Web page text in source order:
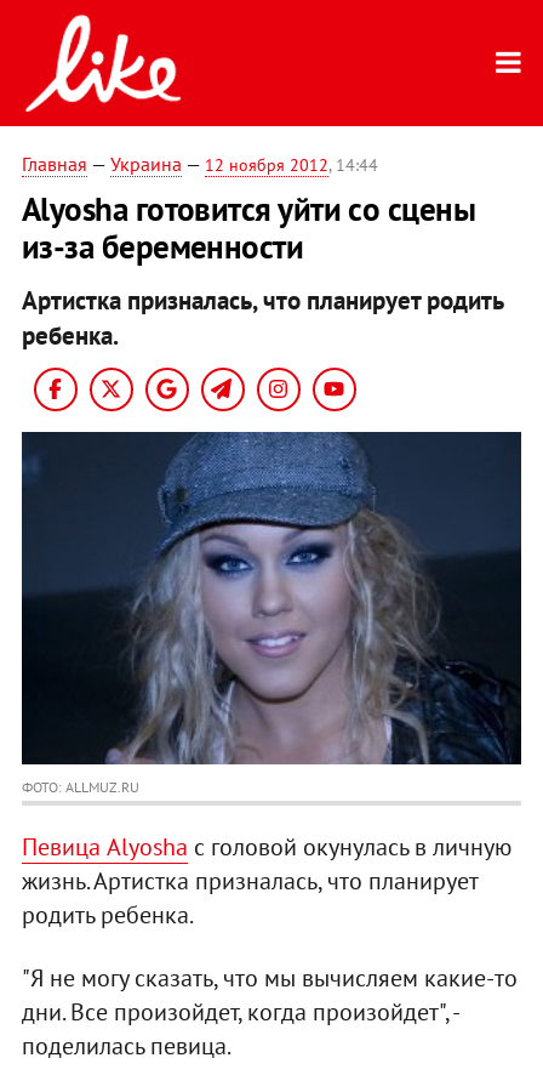
Главная — Украина — 12 ноября 2012, 14:44
Alyosha готовится уйти со сцены
из-за беременности
Артистка призналась, что планирует родить
ребенка.
ФОТО: ALLMUZ.RU
Певица Alyosha с головой окунулась в личную
жизнь. Артистка призналась, что планирует
родить ребенка.
"Я не могу сказать, что мы вычисляем какие-то
дни. Все произойдет, когда произойдет", -
поделилась певица.